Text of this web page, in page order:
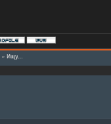
» Ищу...